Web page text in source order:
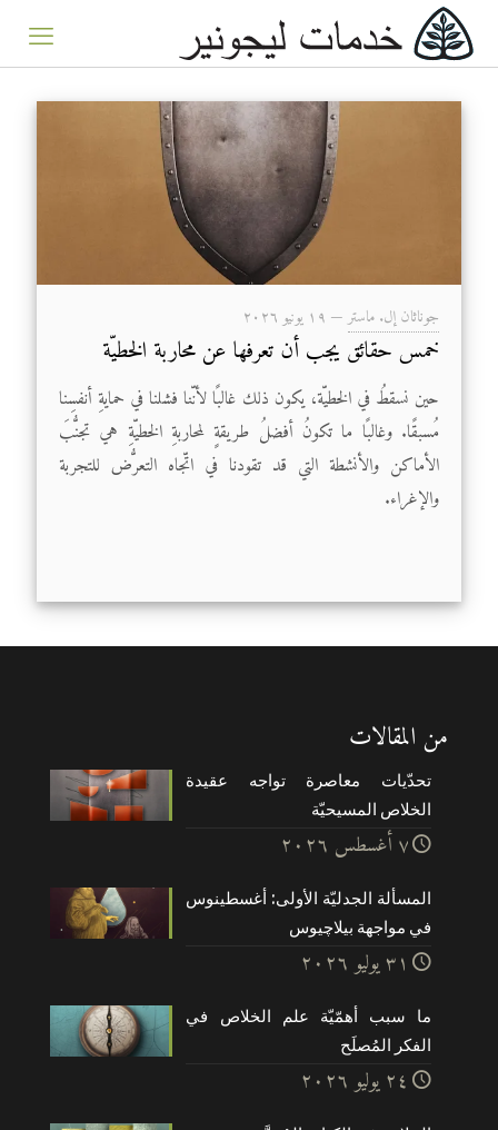
جوناثان إل. ماستر — ۱۹ يونيو ۲۰۲٦
خمس حقائق يجب أن تعرفها عن محاربة الخطيّة
حين نسقطُ في الخطيّة، يكون ذلك غالبًا لأنّنا فشلنا في حمايةِ أنفسِنا
مُسبقًا. وغالبًا ما تكونُ أفضلُ طريقةٍ لمحاربةِ الخطيّةِ هي تجنُّبَ
الأماكن والأنشطة التي قد تقودنا في اتّجاه التعرُّض للتجربة
والإغراء.
من المقالات
تحدّيات معاصرة تواجه عقيدة
الخلاص المسيحيّة
۷ أغسطس ۲۰۲٦
المسألة الجدليّة الأولى: أغسطينوس
في مواجهة بيلاچيوس
۳۱ يوليو ۲۰۲٦
ما سبب أهمّيّة علم الخلاص في
الفكر المُصلَح
۲٤ يوليو ۲۰۲٦